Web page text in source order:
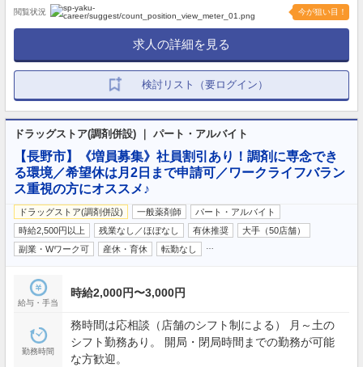
閲覧状況 今が狙い目！
求人の詳細を見る
検討リスト（要ログイン）
ドラッグストア(調剤併設) ｜ パート・アルバイト
【長野市】《増員募集》社員割引あり！調剤に専念でき
る環境／希望休は月2日まで申請可／ワークライフバラン
ス重視の方にオススメ♪
ドラッグストア(調剤併設) 一般薬剤師
パート・アルバイト
時給2,500円以上
残業なし／ほぼなし 有休推奨
大手（50店舗）
副業・Wワーク可
産休・育休 転勤なし
給与・手当
時給2,000円〜3,000円
勤務時間
務時間は応相談（店舗のシフト制による） 月～土の
シフト勤務あり。 開局・閉局時間までの勤務が可能
な方歓迎。